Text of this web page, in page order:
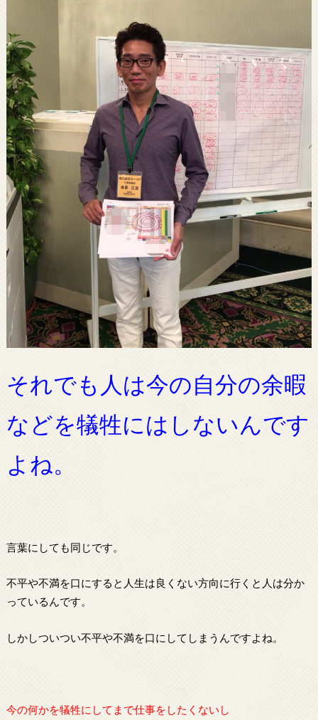
それでも人は今の自分の余暇
などを犠牲にはしないんです
よね。
言葉にしても同じです。
不平や不満を口にすると人生は良くない方向に行くと人は分か
っているんです。
しかしついつい不平や不満を口にしてしまうんですよね。
今の何かを犠牲にしてまで仕事をしたくないし